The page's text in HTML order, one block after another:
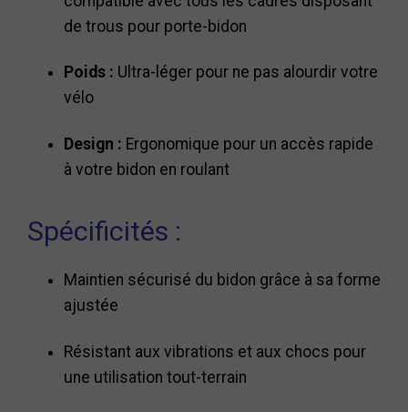
de trous pour porte-bidon
Poids : Ultra-léger pour ne pas alourdir votre
vélo
Design : Ergonomique pour un accès rapide
à votre bidon en roulant
Spécificités :
Maintien sécurisé du bidon grâce à sa forme
ajustée
Résistant aux vibrations et aux chocs pour
une utilisation tout-terrain